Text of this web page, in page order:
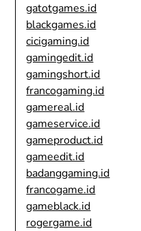
gatotgames.id
blackgames.id
cicigaming.id
gamingedit.id
gamingshort.id
francogaming.id
gamereal.id
gameservice.id
gameproduct.id
gameedit.id
badanggaming.id
francogame.id
gameblack.id
rogergame.id